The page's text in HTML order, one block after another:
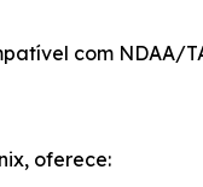
com NDAA/
oferece: